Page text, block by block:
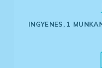
INGYENES, 1